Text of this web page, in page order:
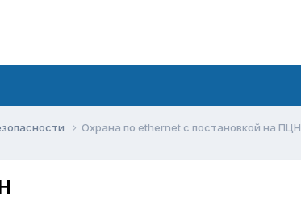
Охрана по ethernet с постановкой на ПЦН